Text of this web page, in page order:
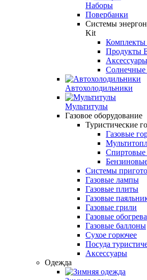
Наборы
Повербанки
Системы
Kit
Комплекты
Продукты
Солнечные
Автохолодильники
Мультитулы
Газовое оборудование
Туристические
Газовые
Спиртовые
Системы
Газовые лампы
Газовые плиты
Газовые
Газовые грили
Газовые
Газовые баллоны
Сухое горючее
Посуда
Аксессуары
Одежда